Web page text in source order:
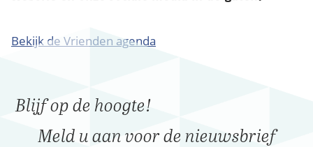
Bekijk de Vrienden agenda
Blijf op de hoogte!
Meld u aan voor de nieuwsbrief